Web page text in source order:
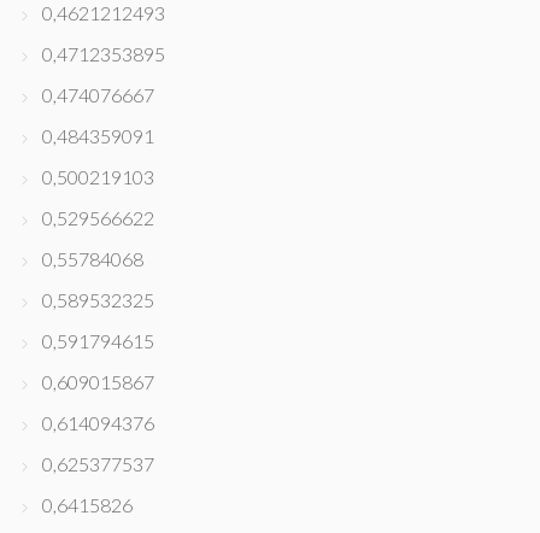
0,4621212493
0,4712353895
0,474076667
0,484359091
0,500219103
0,529566622
0,55784068
0,589532325
0,591794615
0,609015867
0,614094376
0,625377537
0,6415826